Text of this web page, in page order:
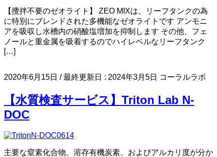
【攪拌不要のゼオライト】 ZEO MIXは、リーフタンクの為
に特別にブレンドされた多機能なゼオライトです アンモニ
アを吸収し水槽内の硝酸塩増加を抑制します その他、フェ
ノールと重金属を吸着するのでハイレベルなリーフタンク
[…]
2020年6月15日 / 最終更新日 : 2024年3月5日 コーラルラボ
【水質検査サービス】Triton Lab N-
DOC
主要な窒素化合物、溶存有機炭素、およびアルカリ度が分か